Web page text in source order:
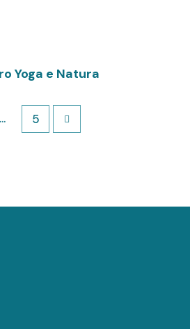
Yoga e Natura
… 5
>